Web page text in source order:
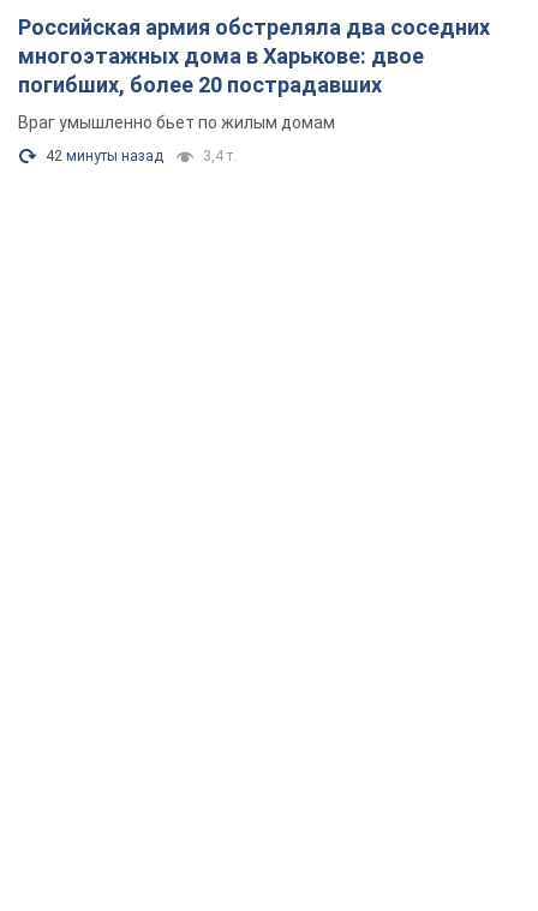
Российская армия обстреляла два соседних
многоэтажных дома в Харькове: двое
погибших, более 20 пострадавших
Враг умышленно бьет по жилым домам
42 минуты назад 3,4 т.